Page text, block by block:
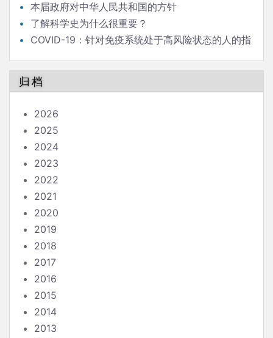
本届政府对中华人民共和国的方针
了解科学史为什么很重要？
COVID-19：针对免疫系统处于高风险状态的人的指
归档
2026
2025
2024
2023
2022
2021
2020
2019
2018
2017
2016
2015
2014
2013